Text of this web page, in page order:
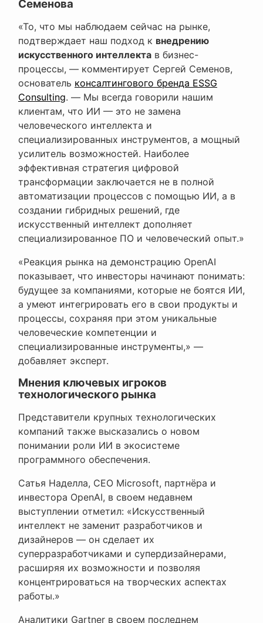
Семенова
«То, что мы наблюдаем сейчас на рынке,
подтверждает наш подход к внедрению
искусственного интеллекта в бизнес-
процессы, — комментирует Сергей Семенов,
основатель консалтингового бренда ESSG
Consulting. — Мы всегда говорили нашим
клиентам, что ИИ — это не замена
человеческого интеллекта и
специализированных инструментов, а мощный
усилитель возможностей. Наиболее
эффективная стратегия цифровой
трансформации заключается не в полной
автоматизации процессов с помощью ИИ, а в
создании гибридных решений, где
искусственный интеллект дополняет
специализированное ПО и человеческий опыт.»
«Реакция рынка на демонстрацию OpenAI
показывает, что инвесторы начинают понимать:
будущее за компаниями, которые не боятся ИИ,
а умеют интегрировать его в свои продукты и
процессы, сохраняя при этом уникальные
человеческие компетенции и
специализированные инструменты,» —
добавляет эксперт.
Мнения ключевых игроков
технологического рынка
Представители крупных технологических
компаний также высказались о новом
понимании роли ИИ в экосистеме
программного обеспечения.
Сатья Наделла, CEO Microsoft, партнёра и
инвестора OpenAI, в своем недавнем
выступлении отметил: «Искусственный
интеллект не заменит разработчиков и
дизайнеров — он сделает их
суперразработчиками и супердизайнерами,
расширяя их возможности и позволяя
концентрироваться на творческих аспектах
работы.»
Аналитики Gartner в своем последнем